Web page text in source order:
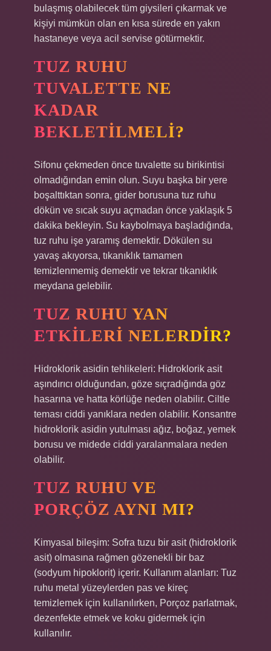
bulaşmış olabilecek tüm giysileri çıkarmak ve
kişiyi mümkün olan en kısa sürede en yakın
hastaneye veya acil servise götürmektir.
TUZ RUHU
TUVALETTE NE
KADAR
BEKLETILMELI?
Sifonu çekmeden önce tuvalette su birikintisi
olmadığından emin olun. Suyu başka bir yere
boşalttıktan sonra, gider borusuna tuz ruhu
dökün ve sıcak suyu açmadan önce yaklaşık 5
dakika bekleyin. Su kaybolmaya başladığında,
tuz ruhu işe yaramış demektir. Dökülen su
yavaş akıyorsa, tıkanıklık tamamen
temizlenmemiş demektir ve tekrar tıkanıklık
meydana gelebilir.
TUZ RUHU YAN
ETKILERI NELERDIR?
Hidroklorik asidin tehlikeleri: Hidroklorik asit
aşındırıcı olduğundan, göze sıçradığında göz
hasarına ve hatta körlüğe neden olabilir. Ciltle
teması ciddi yanıklara neden olabilir. Konsantre
hidroklorik asidin yutulması ağız, boğaz, yemek
borusu ve midede ciddi yaralanmalara neden
olabilir.
TUZ RUHU VE
PORÇÖZ AYNI MI?
Kimyasal bileşim: Sofra tuzu bir asit (hidroklorik
asit) olmasına rağmen gözenekli bir baz
(sodyum hipoklorit) içerir. Kullanım alanları: Tuz
ruhu metal yüzeylerden pas ve kireç
temizlemek için kullanılırken, Porçoz parlatmak,
dezenfekte etmek ve koku gidermek için
kullanılır.